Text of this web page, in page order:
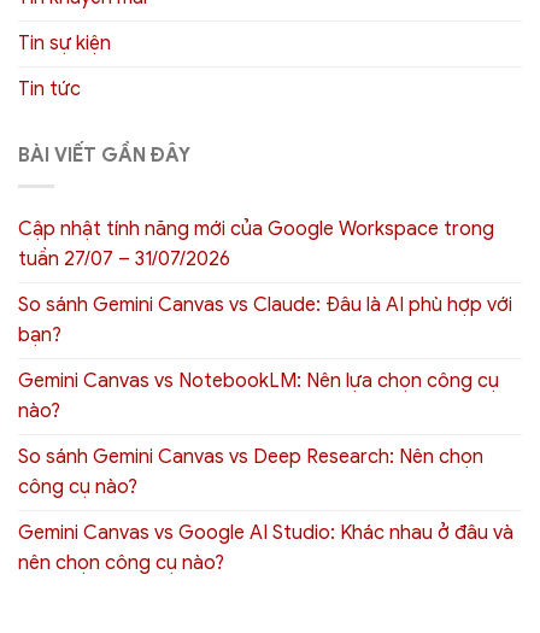
Tin sự kiện
Tin tức
BÀI VIẾT GẦN ĐÂY
Cập nhật tính năng mới của Google Workspace trong
tuần 27/07 – 31/07/2026
So sánh Gemini Canvas vs Claude: Đâu là AI phù hợp với
bạn?
Gemini Canvas vs NotebookLM: Nên lựa chọn công cụ
nào?
So sánh Gemini Canvas vs Deep Research: Nên chọn
công cụ nào?
Gemini Canvas vs Google AI Studio: Khác nhau ở đâu và
nên chọn công cụ nào?